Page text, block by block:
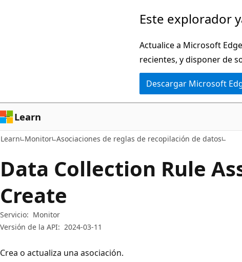
página
Este explorador
Actualice a Microsoft
recientes, y disponer de
Descargar Microsoft
Learn
Learn Monitor Asociaciones de reglas de recopilación de datos
Data Collection Rule
Create
Servicio: Monitor
Versión de la API: 2024-03-11
Crea o actualiza una asociación.